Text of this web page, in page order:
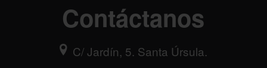
Contáctanos
C/ Jardín, 5. Santa Úrsula.